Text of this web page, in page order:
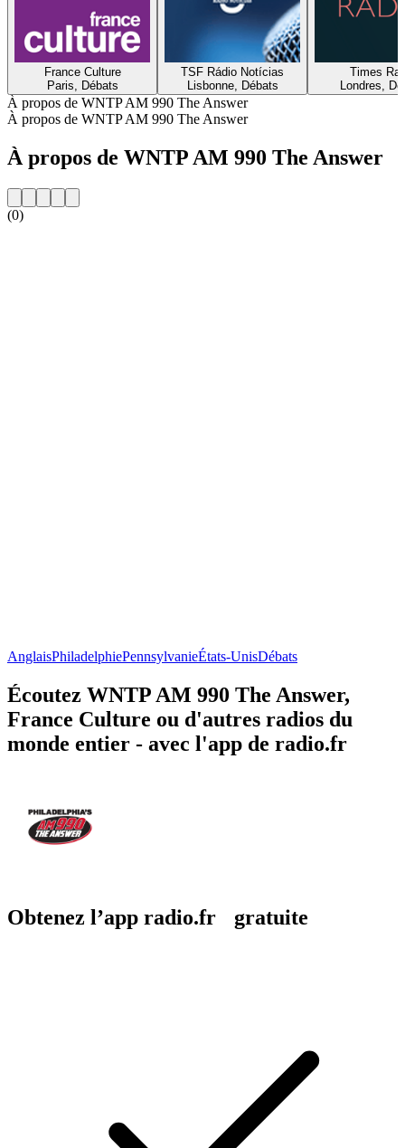
France Culture
Paris, Débats
TSF Rádio Notícias
Lisbonne, Débats
Times
Londres,
À propos de WNTP AM 990 The Answer
À propos de WNTP AM 990 The Answer
À propos de WNTP AM 990 The Answer
(0)
AnglaisPhiladelphiePennsylvanieÉtats-UnisDébats
Écoutez WNTP AM 990 The Answer,
France Culture ou d'autres radios du
monde entier - avec l'app de radio.fr
Obtenez l’app radio.fr gratuite